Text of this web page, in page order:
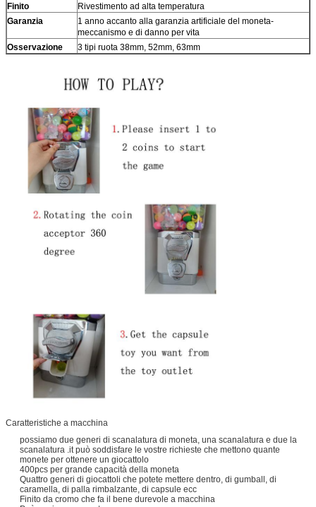
Finito
Rivestimento ad alta temperatura
Garanzia
1 anno accanto alla garanzia artificiale del moneta-
meccanismo e di danno per vita
Osservazione
3 tipi ruota 38mm, 52mm, 63mm
Caratteristiche a macchina
possiamo due generi di scanalatura di moneta, una scanalatura e due la
scanalatura .it può soddisfare le vostre richieste che mettono quante
monete per ottenere un giocattolo
400pcs per grande capacità della moneta
Quattro generi di giocattoli che potete mettere dentro, di gumball, di
caramella, di palla rimbalzante, di capsule ecc
Finito da cromo che fa il bene durevole a macchina